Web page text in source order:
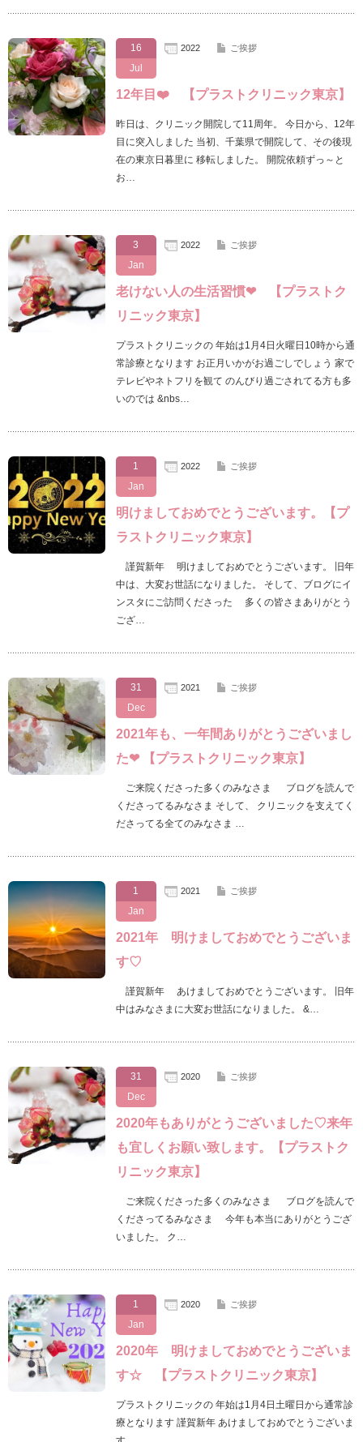
16
Jul
2022 ご挨拶
12年目❤️ 【プラストクリニック東京】
昨日は、クリニック開院して11周年。 今日から、12年
目に突入しました 当初、千葉県で開院して、その後現
在の東京日暮里に 移転しました。 開院依頼ずっ～と
お…
3
Jan
2022 ご挨拶
老けない人の生活習慣❤ 【プラストク
リニック東京】
プラストクリニックの 年始は1月4日火曜日10時から通
常診療となります お正月いかがお過ごしでしょう 家で
テレビやネトフリを観て のんびり過ごされてる方も多
いのでは &nbs…
1
Jan
2022 ご挨拶
明けましておめでとうございます。【プ
ラストクリニック東京】
謹賀新年 明けましておめでとうございます。 旧年
中は、大変お世話になりました。 そして、ブログにイ
ンスタにご訪問くださった 多くの皆さまありがとう
ござ…
31
Dec
2021 ご挨拶
2021年も、一年間ありがとうございまし
た❤ 【プラストクリニック東京】
ご来院くださった多くのみなさま ブログを読んで
くださってるみなさま そして、 クリニックを支えてく
ださってる全てのみなさま …
1
Jan
2021 ご挨拶
2021年 明けましておめでとうございま
す♡
謹賀新年 あけましておめでとうございます。 旧年
中はみなさまに大変お世話になりました。 &…
31
Dec
2020 ご挨拶
2020年もありがとうございました♡来年
も宜しくお願い致します。【プラストク
リニック東京】
ご来院くださった多くのみなさま ブログを読んで
くださってるみなさま 今年も本当にありがとうござ
いました。 ク…
1
Jan
2020 ご挨拶
2020年 明けましておめでとうございま
す☆ 【プラストクリニック東京】
プラストクリニックの 年始は1月4日土曜日から通常診
療となります 謹賀新年 あけましておめでとうございま